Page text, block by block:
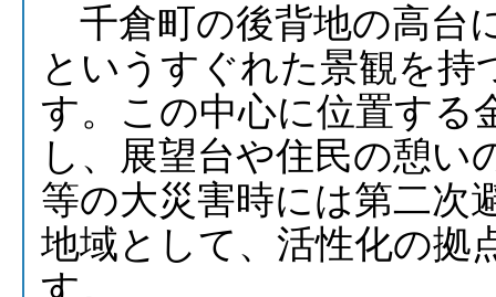
千倉町の後背地の高台
というすぐれた景観を持
す。この中心に位置する
し、展望台や住民の憩い
等の大災害時には第二次
地域として、活性化の拠
す。